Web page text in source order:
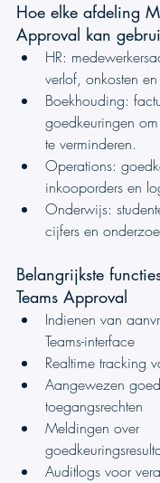
Hoe elke afdeling
Approval kan
HR:
verlof, onkosten
Boekhouding:
goedkeuringen
te verminderen.
Operations:
inkooporders en
Onderwijs:
cijfers en
Belangrijkste
Teams Approval
Indienen van
Teams-interface
Realtime tracking
Aangewezen
toegangsrechten
Meldingen over
Auditlogs voor